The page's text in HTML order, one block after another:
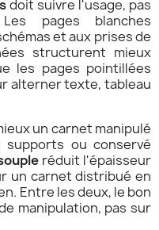
doit suivre l'usage, pas
pages blanches
et aux prises de
structurent mieux
les pages pointillées
alterner texte, tableau
un carnet manipulé
ou conservé
réduit l'épaisseur
un carnet distribué en
Entre les deux, le bon
manipulation, pas sur